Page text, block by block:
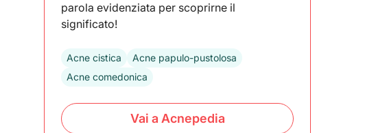
parola evidenziata per scoprirne il
significato!
Acne cistica
Acne papulo-pustolosa
Acne comedonica
Vai a Acnepedia